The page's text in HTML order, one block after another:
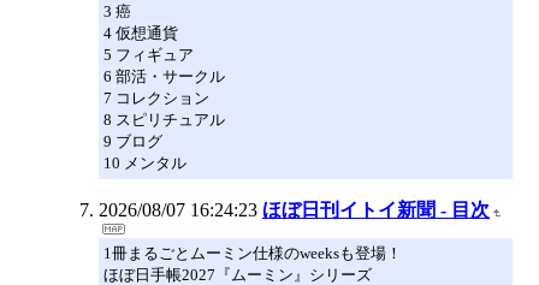
3 癌
4 仮想通貨
5 フィギュア
6 部活・サークル
7 コレクション
8 スピリチュアル
9 ブログ
10 メンタル
2026/08/07 16:24:23 ほぼ日刊イトイ新聞 - 目次
1冊まるごとムーミン仕様のweeksも登場！
ほぼ日手帳2027『ムーミン』シリーズ